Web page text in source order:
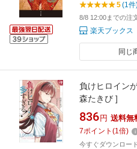
5(1件
8/8 12:00までの注
楽天ブックス
同じ
負けヒロイン
森たきび ]
836 円 送料無
7ポイント (1倍)
今すぐダウンロー